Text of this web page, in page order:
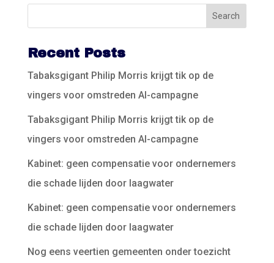
Recent Posts
Tabaksgigant Philip Morris krijgt tik op de
vingers voor omstreden AI-campagne
Tabaksgigant Philip Morris krijgt tik op de
vingers voor omstreden AI-campagne
Kabinet: geen compensatie voor ondernemers
die schade lijden door laagwater
Kabinet: geen compensatie voor ondernemers
die schade lijden door laagwater
Nog eens veertien gemeenten onder toezicht